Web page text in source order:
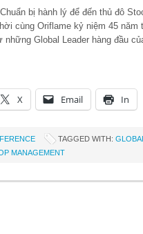
bị hành lý để đến thủ đô
cùng Oriflame kỷ niệm 45 năm
những Global Leader hàng đầu
X Email In
TAGGED WITH:
MANAGEMENT